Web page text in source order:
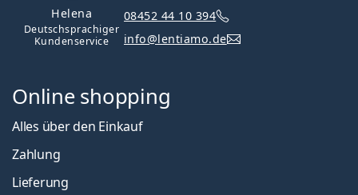
Helena
Deutschsprachiger
Kundenservice
08452 44 10 394
info@lentiamo.de
Online shopping
Alles über den Einkauf
Zahlung
Lieferung